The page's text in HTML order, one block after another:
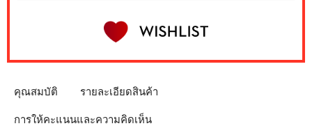
คุณสมบัติ รายละเอียดสินค้า
การให้คะแนนและความคิดเห็น